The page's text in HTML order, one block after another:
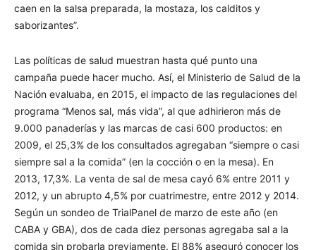
caen en la salsa preparada, la mostaza, los calditos y
saborizantes”.
Las políticas de salud muestran hasta qué punto una
campaña puede hacer mucho. Así, el Ministerio de Salud de la
Nación evaluaba, en 2015, el impacto de las regulaciones del
programa “Menos sal, más vida”, al que adhirieron más de
9.000 panaderías y las marcas de casi 600 productos: en
2009, el 25,3% de los consultados agregaban “siempre o casi
siempre sal a la comida” (en la cocción o en la mesa). En
2013, 17,3%. La venta de sal de mesa cayó 6% entre 2011 y
2012, y un abrupto 4,5% por cuatrimestre, entre 2012 y 2014.
Según un sondeo de TrialPanel de marzo de este año (en
CABA y GBA), dos de cada diez personas agregaba sal a la
comida sin probarla previamente. El 88% aseguró conocer los